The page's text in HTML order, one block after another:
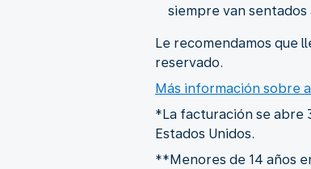
siempre van sentados
Le recomendamos que
reservado.
Más información sobre
*La facturación se abre
Estados Unidos.
**Menores de 14 años